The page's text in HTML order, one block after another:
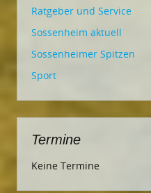
Ratgeber und Service
Sossenheim aktuell
Sossenheimer Spitzen
Sport
Termine
Keine Termine